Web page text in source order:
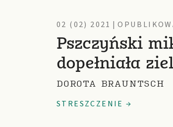
02 (02) 2021 |
Pszczyński
dopełniała
DOROTA BRAUNTSCH
STRESZCZENIE →